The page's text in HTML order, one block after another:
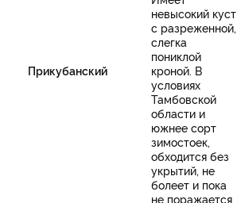
Прикубанский
невысокий куст
с разреженной,
слегка
пониклой
кроной. В
условиях
Тамбовской
области и
южнее сорт
зимостоек,
обходится без
укрытий, не
болеет и пока
не поражается